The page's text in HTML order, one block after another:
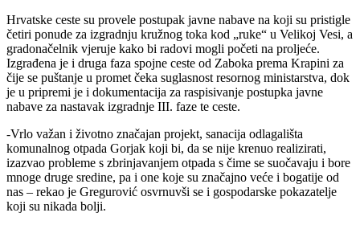
Hrvatske ceste su provele postupak javne nabave na koji su pristigle
četiri ponude za izgradnju kružnog toka kod „ruke“ u Velikoj Vesi, a
gradonačelnik vjeruje kako bi radovi mogli početi na proljeće.
Izgrađena je i druga faza spojne ceste od Zaboka prema Krapini za
čije se puštanje u promet čeka suglasnost resornog ministarstva, dok
je u pripremi je i dokumentacija za raspisivanje postupka javne
nabave za nastavak izgradnje III. faze te ceste.
-Vrlo važan i životno značajan projekt, sanacija odlagališta
komunalnog otpada Gorjak koji bi, da se nije krenuo realizirati,
izazvao probleme s zbrinjavanjem otpada s čime se suočavaju i bore
mnoge druge sredine, pa i one koje su značajno veće i bogatije od
nas – rekao je Gregurović osvrnuvši se i gospodarske pokazatelje
koji su nikada bolji.